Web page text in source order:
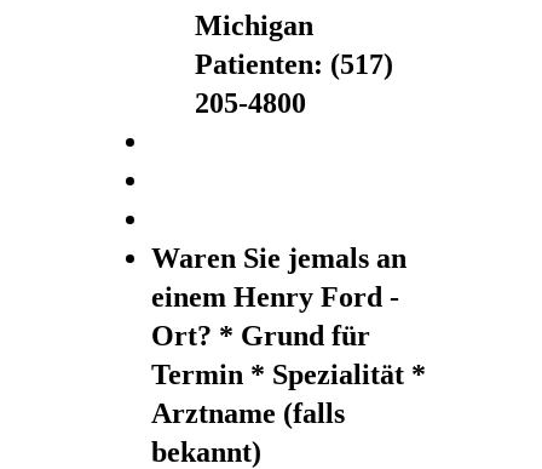
Michigan
Patienten: (517)
205-4800
Waren Sie jemals an
einem Henry Ford -
Ort? * Grund für
Termin * Spezialität *
Arztname (falls
bekannt)